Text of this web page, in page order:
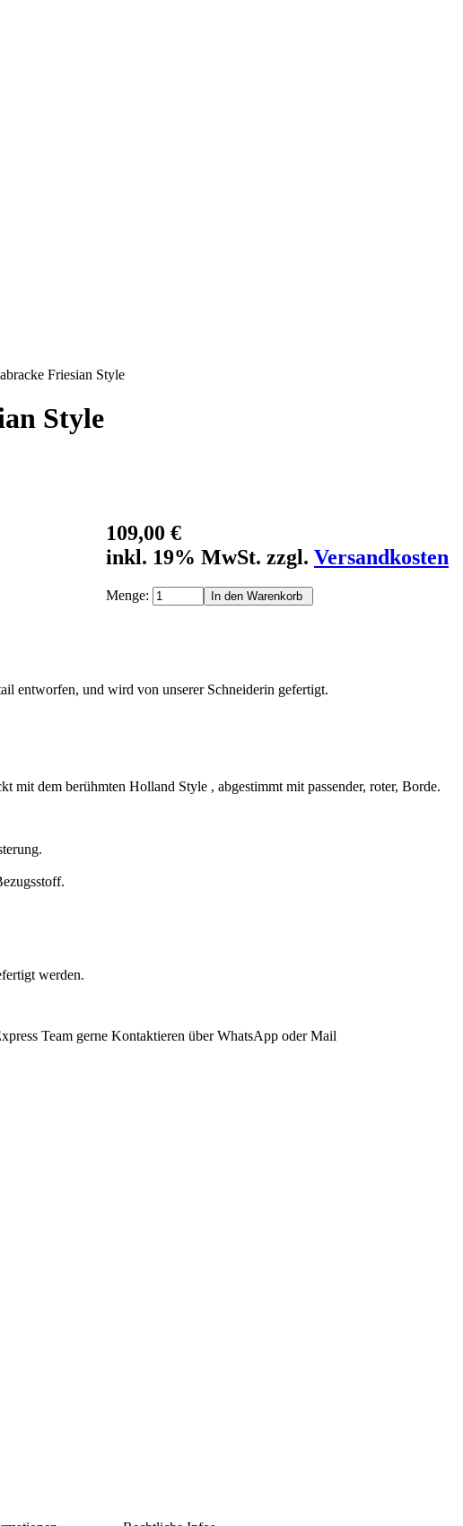
Friesian Style
Style
109,00 €
inkl. 19% MwSt. zzgl. Versandkosten
Menge:
entworfen, und wird von unserer Schneiderin gefertigt.
mit dem berühmten Holland Style , abgestimmt mit passender, roter, Borde.
werden.
Team gerne Kontaktieren über WhatsApp oder Mail